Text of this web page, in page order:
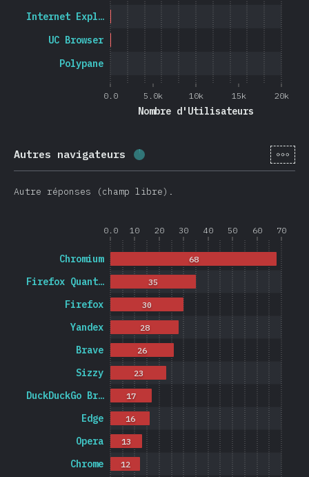
0.0 5.0k 10k 15k 20k
Nombre d'Utilisateurs
Polypane
UC Browser
Internet Expl…
Autres navigateurs Progression: ) [fr-
Autre réponses (champ libre).
0.0 10 20 30 40 50 60 70
Chrome
Opera
Edge
DuckDuckGo Br…
Sizzy
Brave
Yandex
Firefox
Firefox Quant…
Chromium
12
13
16
17
23
26
28
30
35
68